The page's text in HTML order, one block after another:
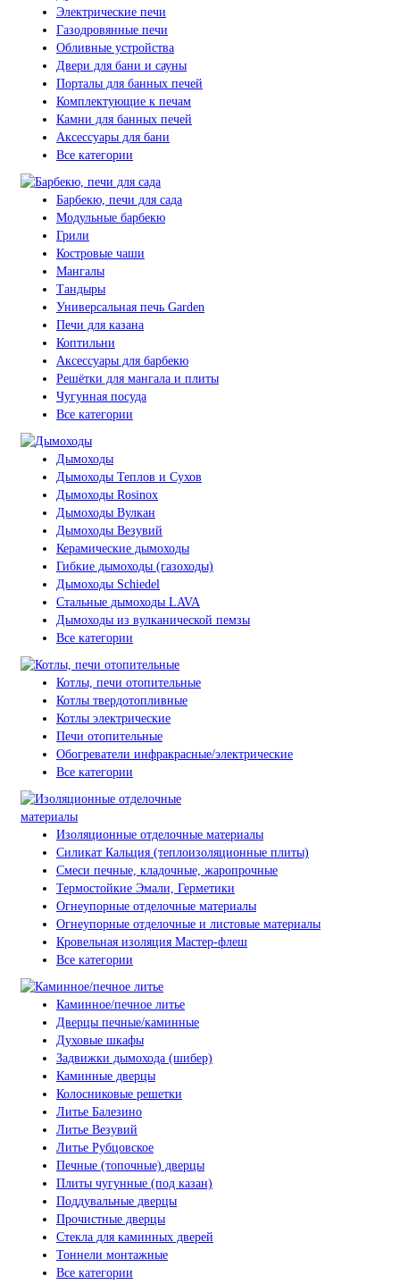
Электрические печи
Газодровянные печи
Обливные устройства
Двери для бани и сауны
Порталы для банных печей
Комплектующие к печам
Камни для банных печей
Аксессуары для бани
Все категории
Барбекю, печи для сада
Модульные барбекю
Грили
Костровые чаши
Мангалы
Тандыры
Универсальная печь Garden
Печи для казана
Коптильни
Аксессуары для барбекю
Решётки для мангала и плиты
Чугунная посуда
Все категории
Дымоходы
Дымоходы Теплов и Сухов
Дымоходы Rosinox
Дымоходы Вулкан
Дымоходы Везувий
Керамические дымоходы
Гибкие дымоходы (газоходы)
Дымоходы Schiedel
Стальные дымоходы LAVA
Дымоходы из вулканической пемзы
Все категории
Котлы, печи отопительные
Котлы твердотопливные
Котлы электрические
Печи отопительные
Обогреватели инфракрасные/электрические
Все категории
Изоляционные отделочные материалы
Силикат Кальция (теплоизоляционные плиты)
Смеси печные, кладочные, жаропрочные
Термостойкие Эмали, Герметики
Огнеупорные отделочные материалы
Огнеупорные отделочные и листовые материалы
Кровельная изоляция Мастер-флеш
Все категории
Каминное/печное литье
Дверцы печные/каминные
Духовые шкафы
Задвижки дымохода (шибер)
Каминные дверцы
Колосниковые решетки
Литье Балезино
Литье Везувий
Литье Рубцовское
Печные (топочные) дверцы
Плиты чугунные (под казан)
Поддувальные дверцы
Прочистные дверцы
Стекла для каминных дверей
Тоннели монтажные
Все категории